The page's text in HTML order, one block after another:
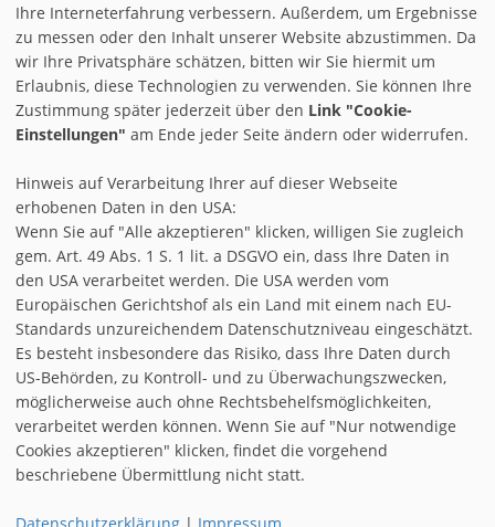
AGB
IMPRESSUM & DISCLAIMER
REGISTRIEREN
COOKIE-EINSTELLUNGEN
INSTAGRAM | FACEBOOK | TWITTER
Ihre Interneterfahrung verbessern. Außerdem, um Ergebnisse
zu messen oder den Inhalt unserer Website abzustimmen. Da
wir Ihre Privatsphäre schätzen, bitten wir Sie hiermit um
Erlaubnis, diese Technologien zu verwenden. Sie können Ihre
Zustimmung später jederzeit über den Link "Cookie-
Einstellungen" am Ende jeder Seite ändern oder widerrufen.
Hinweis auf Verarbeitung Ihrer auf dieser Webseite
erhobenen Daten in den USA:
Wenn Sie auf "Alle akzeptieren" klicken, willigen Sie zugleich
gem. Art. 49 Abs. 1 S. 1 lit. a DSGVO ein, dass Ihre Daten in
den USA verarbeitet werden. Die USA werden vom
Europäischen Gerichtshof als ein Land mit einem nach EU-
Standards unzureichendem Datenschutzniveau eingeschätzt.
Es besteht insbesondere das Risiko, dass Ihre Daten durch
US-Behörden, zu Kontroll- und zu Überwachungszwecken,
möglicherweise auch ohne Rechtsbehelfsmöglichkeiten,
verarbeitet werden können. Wenn Sie auf "Nur notwendige
Cookies akzeptieren" klicken, findet die vorgehend
beschriebene Übermittlung nicht statt.